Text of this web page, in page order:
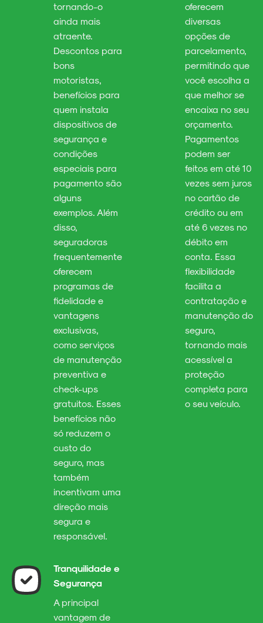
tornando-o
ainda mais
atraente.
Descontos para
bons
motoristas,
benefícios para
quem instala
dispositivos de
segurança e
condições
especiais para
pagamento são
alguns
exemplos. Além
disso,
seguradoras
frequentemente
oferecem
programas de
fidelidade e
vantagens
exclusivas,
como serviços
de manutenção
preventiva e
check-ups
gratuitos. Esses
benefícios não
só reduzem o
custo do
seguro, mas
também
incentivam uma
direção mais
segura e
responsável.
oferecem
diversas
opções de
parcelamento,
permitindo que
você escolha a
que melhor se
encaixa no seu
orçamento.
Pagamentos
podem ser
feitos em até 10
vezes sem juros
no cartão de
crédito ou em
até 6 vezes no
débito em
conta. Essa
flexibilidade
facilita a
contratação e
manutenção do
seguro,
tornando mais
acessível a
proteção
completa para
o seu veículo.
Tranquilidade e
Segurança
A principal
vantagem de